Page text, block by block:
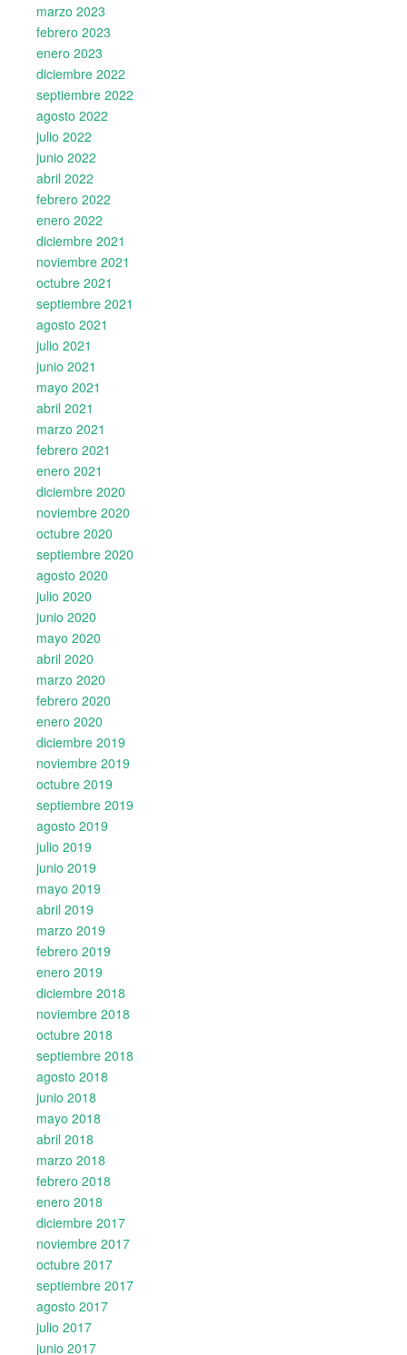
marzo 2023
febrero 2023
enero 2023
diciembre 2022
septiembre 2022
agosto 2022
julio 2022
junio 2022
abril 2022
febrero 2022
enero 2022
diciembre 2021
noviembre 2021
octubre 2021
septiembre 2021
agosto 2021
julio 2021
junio 2021
mayo 2021
abril 2021
marzo 2021
febrero 2021
enero 2021
diciembre 2020
noviembre 2020
octubre 2020
septiembre 2020
agosto 2020
julio 2020
junio 2020
mayo 2020
abril 2020
marzo 2020
febrero 2020
enero 2020
diciembre 2019
noviembre 2019
octubre 2019
septiembre 2019
agosto 2019
julio 2019
junio 2019
mayo 2019
abril 2019
marzo 2019
febrero 2019
enero 2019
diciembre 2018
noviembre 2018
octubre 2018
septiembre 2018
agosto 2018
junio 2018
mayo 2018
abril 2018
marzo 2018
febrero 2018
enero 2018
diciembre 2017
noviembre 2017
octubre 2017
septiembre 2017
agosto 2017
julio 2017
junio 2017